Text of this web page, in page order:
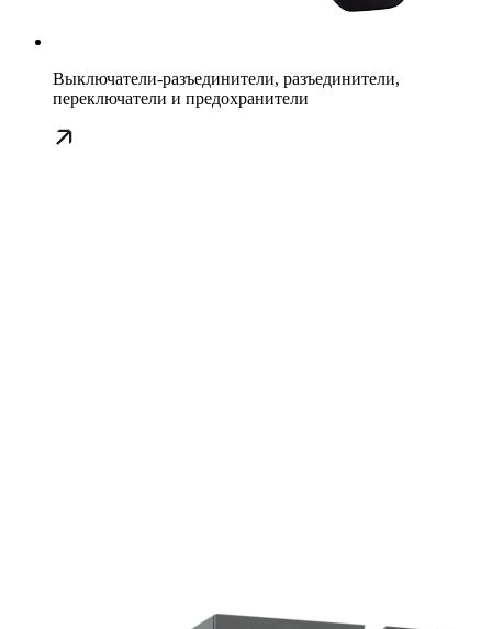
Выключатели-разъединители, разъединители,
переключатели и предохранители